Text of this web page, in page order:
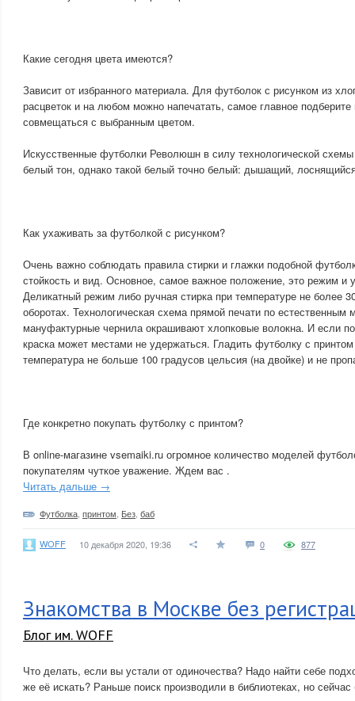
Какие сегодня цвета имеются?
Зависит от избранного материала. Для футболок с рисунком из
расцветок и на любом можно напечатать, самое главное подберите
совмещаться с выбранным цветом.
Искусственные футболки Революшн в силу технологической
белый тон, однако такой белый точно белый: дышащий,
Как ухаживать за футболкой с рисунком?
Очень важно соблюдать правила стирки и глажки подобной
стойкость и вид. Основное, самое важное положение, это режим и
Деликатный режим либо ручная стирка при температуре не более
оборотах. Технологическая схема прямой печати по естественным
мануфактурные чернила окрашивают хлопковые волокна. И если
краска может местами не удержаться. Гладить футболку с
температура не больше 100 градусов цельсия (на двойке) и не
Где конкретно покупать футболку с принтом?
В online-магазине vsemaiki.ru огромное количество моделей
покупателям чуткое уважение. Ждем вас .
Читать дальше →
Футболка принтом Без баб
WOFF 10 декабря 2020, 19:36 0 877
Знакомства в Москве без
Блог им. WOFF
Что делать, если вы устали от одиночества? Надо найти себе
же её искать? Раньше поиск производили в библиотеках, но сейчас